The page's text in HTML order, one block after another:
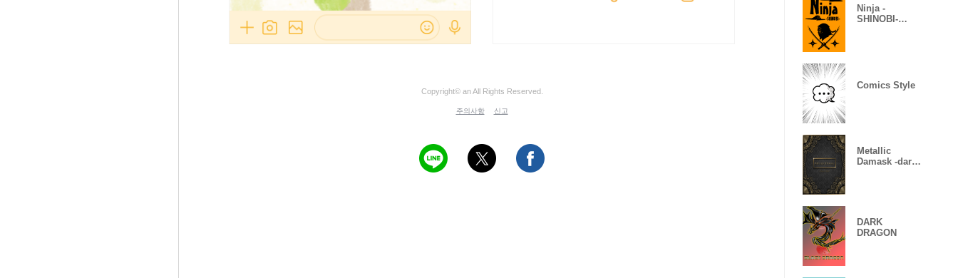
Copyright© an All Rights Reserved.
주의사항 신고
Ninja -
SHINOBI-
Comics Style
Metallic
Damask -dark
DARK
DRAGON